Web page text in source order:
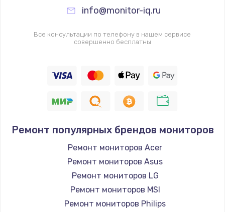
Заказать
Замена клавиатуры
info@monitor-iq.ru
Все консультации по телефону в нашем сервисе
совершенно бесплатны
Ремонт популярных брендов мониторов
Ремонт мониторов Acer
Ремонт мониторов Asus
Ремонт мониторов LG
Ремонт мониторов MSI
Ремонт мониторов Philips